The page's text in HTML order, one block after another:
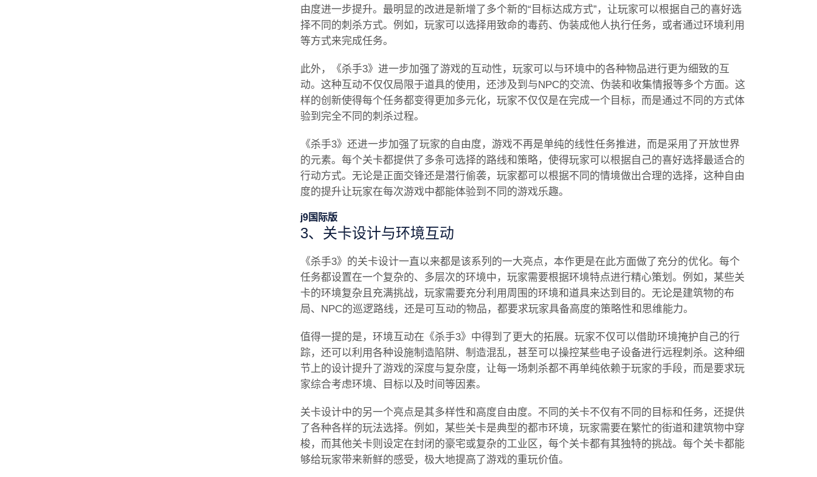
由度进一步提升。最明显的改进是新增了多个新的“目标达成方式”，让玩家可以根据自己的喜好选
择不同的刺杀方式。例如，玩家可以选择用致命的毒药、伪装成他人执行任务，或者通过环境利用
等方式来完成任务。
此外，《杀手3》进一步加强了游戏的互动性，玩家可以与环境中的各种物品进行更为细致的互
动。这种互动不仅仅局限于道具的使用，还涉及到与NPC的交流、伪装和收集情报等多个方面。这
样的创新使得每个任务都变得更加多元化，玩家不仅仅是在完成一个目标，而是通过不同的方式体
验到完全不同的刺杀过程。
《杀手3》还进一步加强了玩家的自由度，游戏不再是单纯的线性任务推进，而是采用了开放世界
的元素。每个关卡都提供了多条可选择的路线和策略，使得玩家可以根据自己的喜好选择最适合的
行动方式。无论是正面交锋还是潜行偷袭，玩家都可以根据不同的情境做出合理的选择，这种自由
度的提升让玩家在每次游戏中都能体验到不同的游戏乐趣。
j9国际版
3、关卡设计与环境互动
《杀手3》的关卡设计一直以来都是该系列的一大亮点，本作更是在此方面做了充分的优化。每个
任务都设置在一个复杂的、多层次的环境中，玩家需要根据环境特点进行精心策划。例如，某些关
卡的环境复杂且充满挑战，玩家需要充分利用周围的环境和道具来达到目的。无论是建筑物的布
局、NPC的巡逻路线，还是可互动的物品，都要求玩家具备高度的策略性和思维能力。
值得一提的是，环境互动在《杀手3》中得到了更大的拓展。玩家不仅可以借助环境掩护自己的行
踪，还可以利用各种设施制造陷阱、制造混乱，甚至可以操控某些电子设备进行远程刺杀。这种细
节上的设计提升了游戏的深度与复杂度，让每一场刺杀都不再单纯依赖于玩家的手段，而是要求玩
家综合考虑环境、目标以及时间等因素。
关卡设计中的另一个亮点是其多样性和高度自由度。不同的关卡不仅有不同的目标和任务，还提供
了各种各样的玩法选择。例如，某些关卡是典型的都市环境，玩家需要在繁忙的街道和建筑物中穿
梭，而其他关卡则设定在封闭的豪宅或复杂的工业区，每个关卡都有其独特的挑战。每个关卡都能
够给玩家带来新鲜的感受，极大地提高了游戏的重玩价值。